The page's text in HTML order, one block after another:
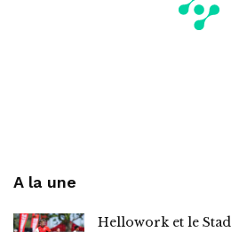
A la une
Hellowork et le